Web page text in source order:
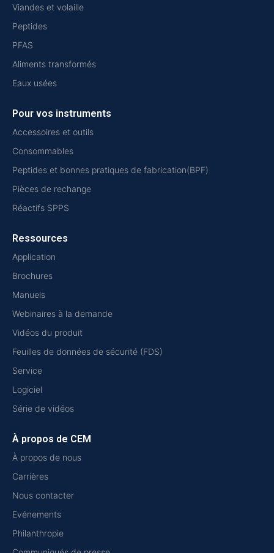
Viandes et volaille
Peptides
PFAS
Aliments transformés
Eaux usées
Pour vos instruments
Accessoires et outils
Consommables
Peptides et bonnes pratiques de fabrication(BPF)
Pièces de rechange
Réactifs SPPS
Ressources
Application
Brochures
Manuels
Webinaires à la demande
Vidéos du produit
Feuilles de données de sécurité (FDS)
Service
Logiciel
Série de vidéos
À propos de CEM
À propos de nous
Carrières
Nous contacter
Evénements
Philanthropie